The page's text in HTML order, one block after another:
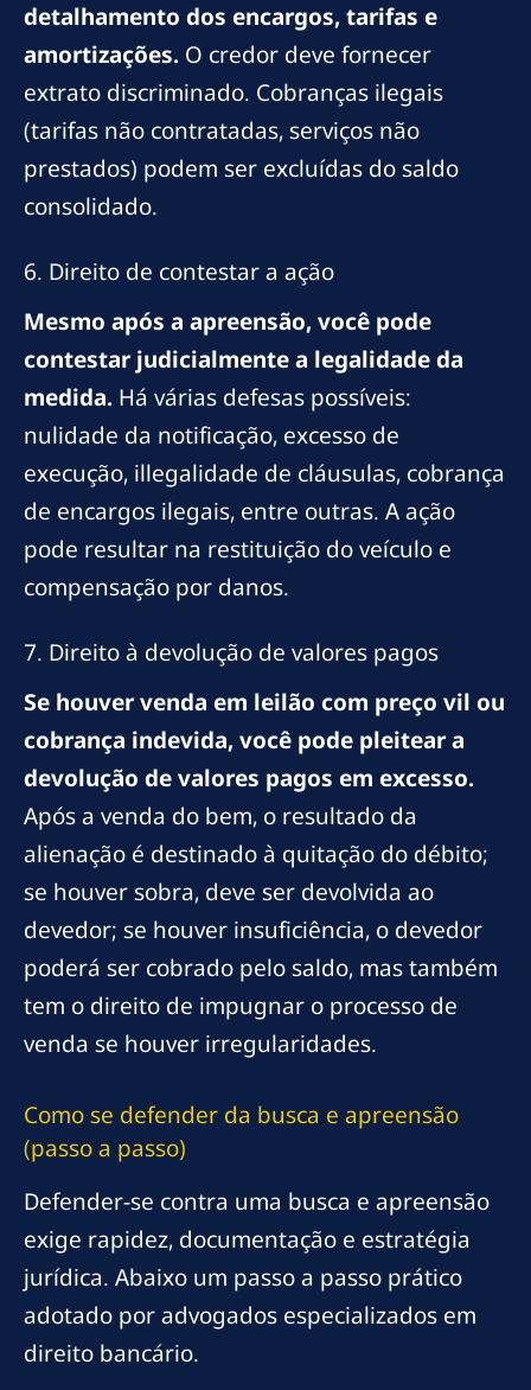
detalhamento dos encargos, tarifas e
amortizações. O credor deve fornecer
extrato discriminado. Cobranças ilegais
(tarifas não contratadas, serviços não
prestados) podem ser excluídas do saldo
consolidado.
6. Direito de contestar a ação
Mesmo após a apreensão, você pode
contestar judicialmente a legalidade da
medida. Há várias defesas possíveis:
nulidade da notificação, excesso de
execução, illegalidade de cláusulas, cobrança
de encargos ilegais, entre outras. A ação
pode resultar na restituição do veículo e
compensação por danos.
7. Direito à devolução de valores pagos
Se houver venda em leilão com preço vil ou
cobrança indevida, você pode pleitear a
devolução de valores pagos em excesso.
Após a venda do bem, o resultado da
alienação é destinado à quitação do débito;
se houver sobra, deve ser devolvida ao
devedor; se houver insuficiência, o devedor
poderá ser cobrado pelo saldo, mas também
tem o direito de impugnar o processo de
venda se houver irregularidades.
Como se defender da busca e apreensão
(passo a passo)
Defender-se contra uma busca e apreensão
exige rapidez, documentação e estratégia
jurídica. Abaixo um passo a passo prático
adotado por advogados especializados em
direito bancário.